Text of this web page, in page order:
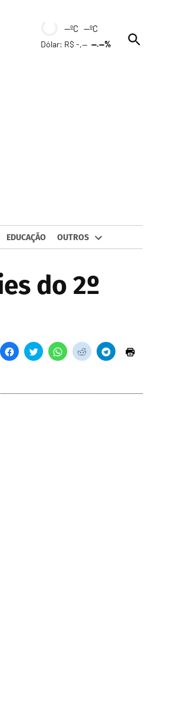
--ºC --ºC
Dólar: R$ -,----.--%
Open
Search
EDUCAÇÃO OUTROS
do 2º